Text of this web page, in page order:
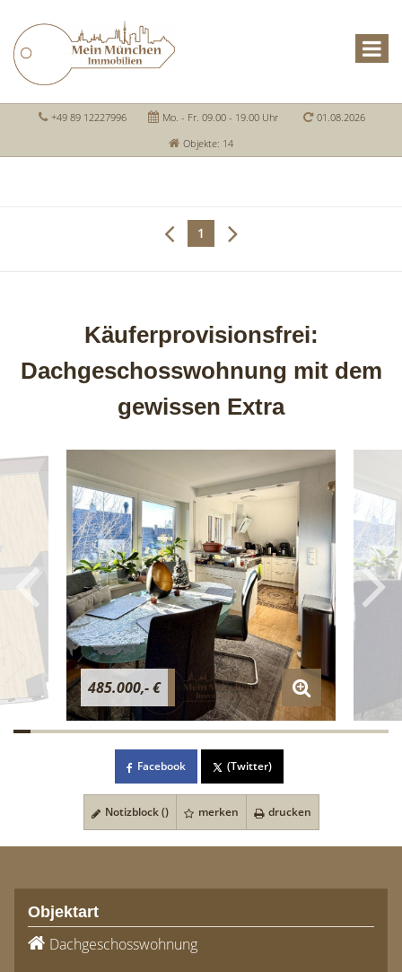
+49 89 12227996 Mo. - Fr. 09.00 - 19.00 Uhr
01.08.2026
Objekte: 14
1
Käuferprovisionsfrei:
Dachgeschosswohnung mit dem
gewissen Extra
485.000,- €
Facebook (Twitter)
Notizblock () merken drucken
Objektart
Dachgeschosswohnung